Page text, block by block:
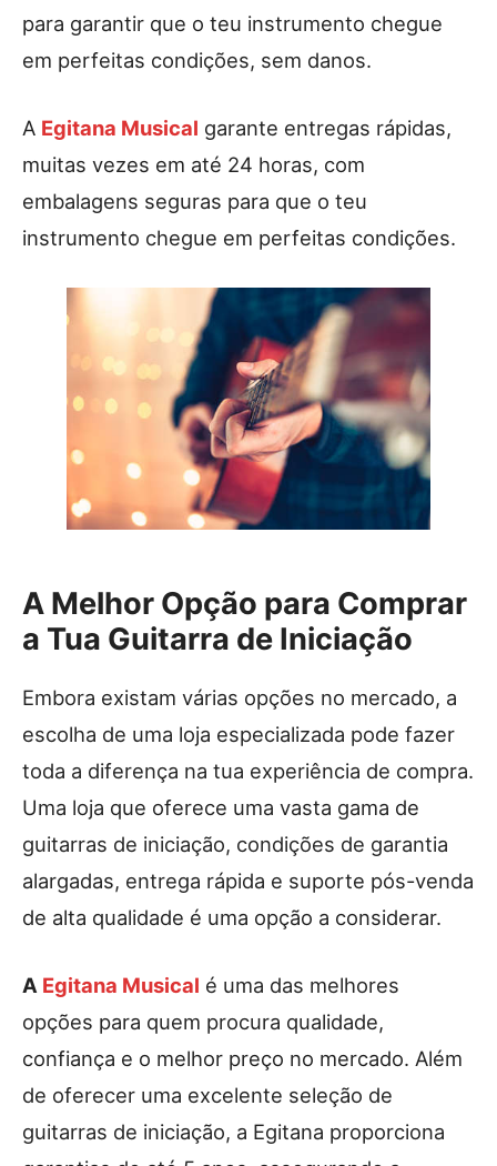
para garantir que o teu instrumento chegue
em perfeitas condições, sem danos.
A Egitana Musical garante entregas rápidas,
muitas vezes em até 24 horas, com
embalagens seguras para que o teu
instrumento chegue em perfeitas condições.
A Melhor Opção para Comprar
a Tua Guitarra de Iniciação
Embora existam várias opções no mercado, a
escolha de uma loja especializada pode fazer
toda a diferença na tua experiência de compra.
Uma loja que oferece uma vasta gama de
guitarras de iniciação, condições de garantia
alargadas, entrega rápida e suporte pós-venda
de alta qualidade é uma opção a considerar.
A Egitana Musical é uma das melhores
opções para quem procura qualidade,
confiança e o melhor preço no mercado. Além
de oferecer uma excelente seleção de
guitarras de iniciação, a Egitana proporciona